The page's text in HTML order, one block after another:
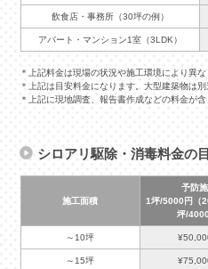
飲食店・事務所（30坪の例）
アパート・マンション1室（3LDK）
＊上記料金は現場の状況や施工環境により異な
＊上記は目安料金になります。大型建築物は別
＊上記に現地調査、報告書作成などの料金が含
シロアリ駆除・消毒料金の
施工面積
予防
1坪/5000円（
坪/
～10坪
～15坪